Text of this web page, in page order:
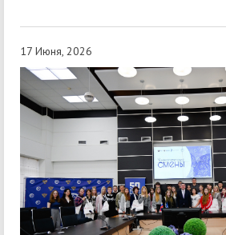
17 Июня, 2026